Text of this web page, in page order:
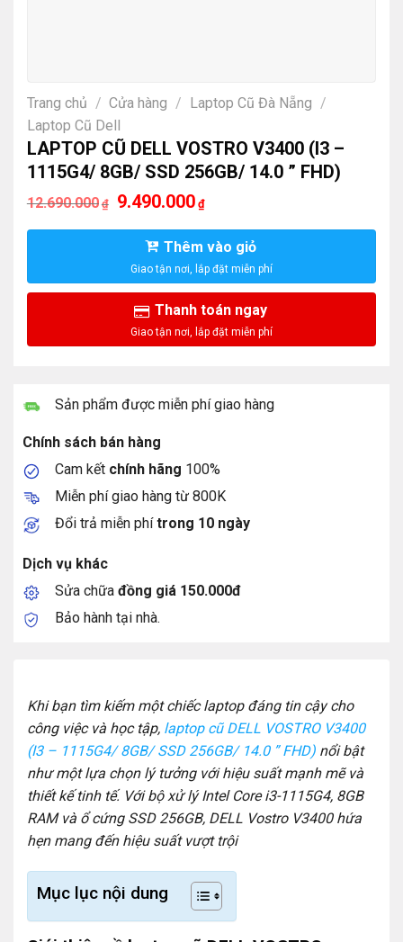
Trang chủ / Cửa hàng / Laptop Cũ Đà Nẵng /
Laptop Cũ Dell
LAPTOP CŨ DELL VOSTRO V3400 (I3 –
1115G4/ 8GB/ SSD 256GB/ 14.0 ” FHD)
12.690.000 ₫
Giá
gốc
là:
12.690.000₫.
9.490.000 ₫Giá
hiện
tại
là:
9.490.000₫.
Thêm vào giỏ
Thanh toán ngay
Sản phẩm được miễn phí giao hàng
Chính sách bán hàng
Cam kết chính hãng 100%
Miễn phí giao hàng từ 800K
Đổi trả miễn phítrong 10 ngày
Dịch vụ khác
Sửa chữa đồng giá 150.000đ
Bảo hành tại nhà.
Khi bạn tìm kiếm một chiếc laptop đáng tin cậy cho
công việc và học tập, laptop cũ DELL VOSTRO V3400
(I3 – 1115G4/ 8GB/ SSD 256GB/ 14.0 ” FHD) nổi bật
như một lựa chọn lý tưởng với hiệu suất mạnh mẽ và
thiết kế tinh tế. Với bộ xử lý Intel Core i3-1115G4, 8GB
RAM và ổ cứng SSD 256GB, DELL Vostro V3400 hứa
hẹn mang đến hiệu suất vượt trội
Mục lục nội dung